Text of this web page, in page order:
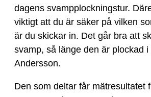
dagens svampplockningstur.
viktigt att du är säker på vilken
är du skickar in. Det går bra att
svamp, så länge den är plockad i
Andersson.
Den som deltar får mätresultatet